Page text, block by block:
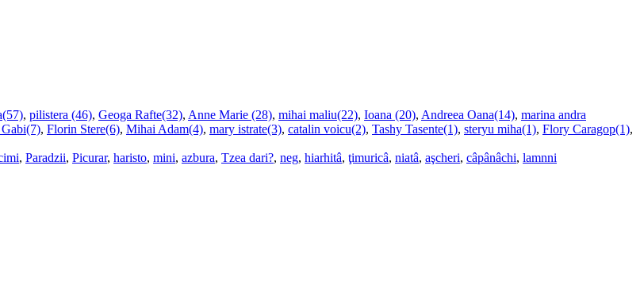
, pilistera (46), Geoga Rafte(32), Anne Marie (28), mihai maliu(22), Ioana (20), Andreea Oana(14), marina andra
, Florin Stere(6), Mihai Adam(4), mary istrate(3), catalin voicu(2), Tashy Tasente(1), steryu miha(1), Flory Caragop(1),
, Paradzii, Picurar, haristo, mini, azbura, Tzea dari?, neg, hiarhitâ, ţimuricâ, niatâ, aşcheri, câpânâchi, lamnni